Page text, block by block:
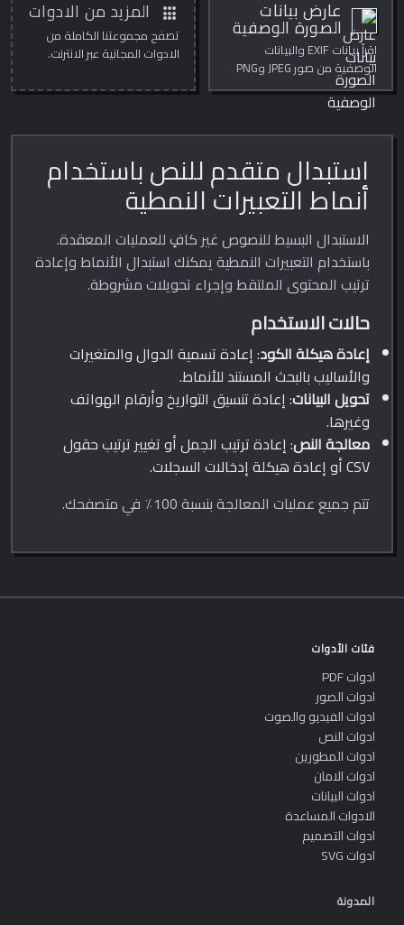
عارض بيانات
الصورة الوصفية
اقرأ بيانات EXIF والبيانات
الوصفية من صور JPEG وPNG
وWebP بما في ذلك إحداثيات
GPS.
apps المزيد من الادوات
تصفح مجموعتنا الكاملة من
الادوات المجانية عبر الانترنت.
استبدال متقدم للنص باستخدام
أنماط التعبيرات النمطية
الاستبدال البسيط للنصوص غير كافٍ للعمليات المعقدة.
باستخدام التعبيرات النمطية يمكنك استبدال الأنماط وإعادة
ترتيب المحتوى الملتقط وإجراء تحويلات مشروطة.
حالات الاستخدام
إعادة هيكلة الكود: إعادة تسمية الدوال والمتغيرات
والأساليب بالبحث المستند للأنماط.
تحويل البيانات: إعادة تنسيق التواريخ وأرقام الهواتف
وغيرها.
معالجة النص: إعادة ترتيب الجمل أو تغيير ترتيب حقول
CSV أو إعادة هيكلة إدخالات السجلات.
تتم جميع عمليات المعالجة بنسبة 100٪ في متصفحك.
فئات الأدوات
ادوات PDF
ادوات الصور
ادوات الفيديو والصوت
ادوات النص
ادوات المطورين
ادوات الامان
ادوات البيانات
الادوات المساعدة
ادوات التصميم
ادوات SVG
المدونة